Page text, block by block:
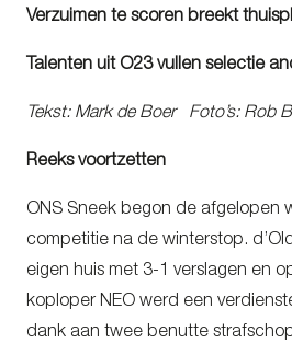
Verzuimen te scoren breekt
Talenten uit O23 vullen selectie
Tekst: Mark de Boer Foto’s: Rob
Reeks voortzetten
ONS Sneek begon de afgelopen
competitie na de winterstop.
eigen huis met 3-1 verslagen en
koploper NEO werd een
dank aan twee benutte